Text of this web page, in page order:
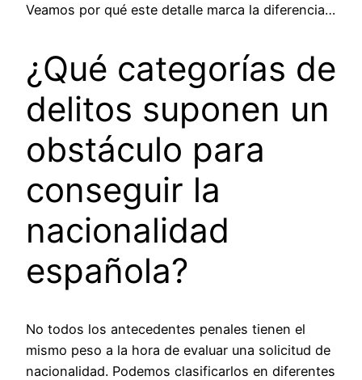
Veamos por qué este detalle marca la diferencia…
¿Qué categorías de
delitos suponen un
obstáculo para
conseguir la
nacionalidad
española?
No todos los antecedentes penales tienen el
mismo peso a la hora de evaluar una solicitud de
nacionalidad. Podemos clasificarlos en diferentes